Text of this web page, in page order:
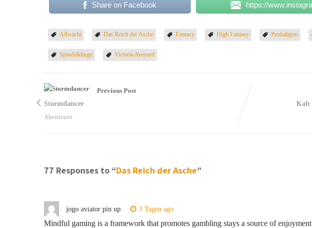
Share on Facebook https://
Allwacht Das Reich der Asche Fantasy High Fantasy Penhaligon
Spindelklinge Victoria Aveyard
Previous Post
Stormdancer
Abenteuer
Kalt
77 Responses to “Das Reich der Asche”
jogo aviator pin up 3 Tagen ago
Mindful gaming is a framework that promotes gambling stays a source of